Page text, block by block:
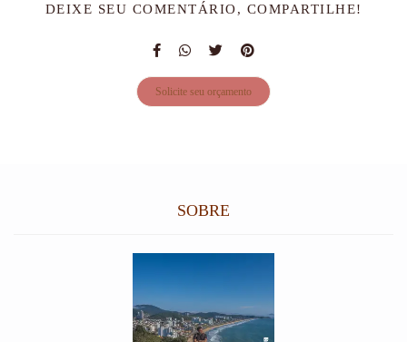
DEIXE SEU COMENTÁRIO, COMPARTILHE!
Solicite seu orçamento
SOBRE